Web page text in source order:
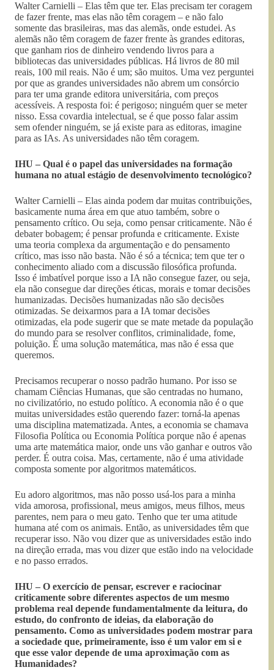
Walter Carnielli – Elas têm que ter. Elas precisam ter coragem
de fazer frente, mas elas não têm coragem – e não falo
somente das brasileiras, mas das alemãs, onde estudei. As
alemãs não têm coragem de fazer frente às grandes editoras,
que ganham rios de dinheiro vendendo livros para a
bibliotecas das universidades públicas. Há livros de 80 mil
reais, 100 mil reais. Não é um; são muitos. Uma vez perguntei
por que as grandes universidades não abrem um consórcio
para ter uma grande editora universitária, com preços
acessíveis. A resposta foi: é perigoso; ninguém quer se meter
nisso. Essa covardia intelectual, se é que posso falar assim
sem ofender ninguém, se já existe para as editoras, imagine
para as IAs. As universidades não têm coragem.
IHU – Qual é o papel das universidades na formação
humana no atual estágio de desenvolvimento tecnológico?
Walter Carnielli – Elas ainda podem dar muitas contribuições,
basicamente numa área em que atuo também, sobre o
pensamento crítico. Ou seja, como pensar criticamente. Não é
debater bobagem; é pensar profunda e criticamente. Existe
uma teoria complexa da argumentação e do pensamento
crítico, mas isso não basta. Não é só a técnica; tem que ter o
conhecimento aliado com a discussão filosófica profunda.
Isso é imbatível porque isso a IA não consegue fazer, ou seja,
ela não consegue dar direções éticas, morais e tomar decisões
humanizadas. Decisões humanizadas não são decisões
otimizadas. Se deixarmos para a IA tomar decisões
otimizadas, ela pode sugerir que se mate metade da população
do mundo para se resolver conflitos, criminalidade, fome,
poluição. É uma solução matemática, mas não é essa que
queremos.
Precisamos recuperar o nosso padrão humano. Por isso se
chamam Ciências Humanas, que são centradas no humano,
no civilizatório, no estudo político. A economia não é o que
muitas universidades estão querendo fazer: torná-la apenas
uma disciplina matematizada. Antes, a economia se chamava
Filosofia Política ou Economia Política porque não é apenas
uma arte matemática maior, onde uns vão ganhar e outros vão
perder. É outra coisa. Mas, certamente, não é uma atividade
composta somente por algoritmos matemáticos.
Eu adoro algoritmos, mas não posso usá-los para a minha
vida amorosa, profissional, meus amigos, meus filhos, meus
parentes, nem para o meu gato. Tenho que ter uma atitude
humana até com os animais. Então, as universidades têm que
recuperar isso. Não vou dizer que as universidades estão indo
na direção errada, mas vou dizer que estão indo na velocidade
e no passo errados.
IHU – O exercício de pensar, escrever e raciocinar
criticamente sobre diferentes aspectos de um mesmo
problema real depende fundamentalmente da leitura, do
estudo, do confronto de ideias, da elaboração do
pensamento. Como as universidades podem mostrar para
a sociedade que, primeiramente, isso é um valor em si e
que esse valor depende de uma aproximação com as
Humanidades?